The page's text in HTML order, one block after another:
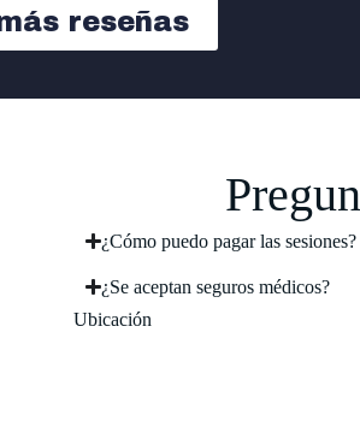
reseñas
¿Cómo puedo pagar las sesiones?
¿Se aceptan seguros médicos?
Ubicación